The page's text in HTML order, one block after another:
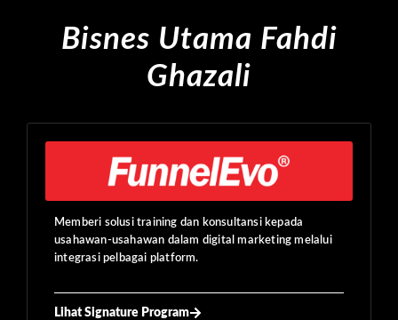
Bisnes Utama Fahdi
Ghazali
Memberi solusi training dan konsultansi kepada
usahawan-usahawan dalam digital marketing melalui
integrasi pelbagai platform.
Lihat Signature Program